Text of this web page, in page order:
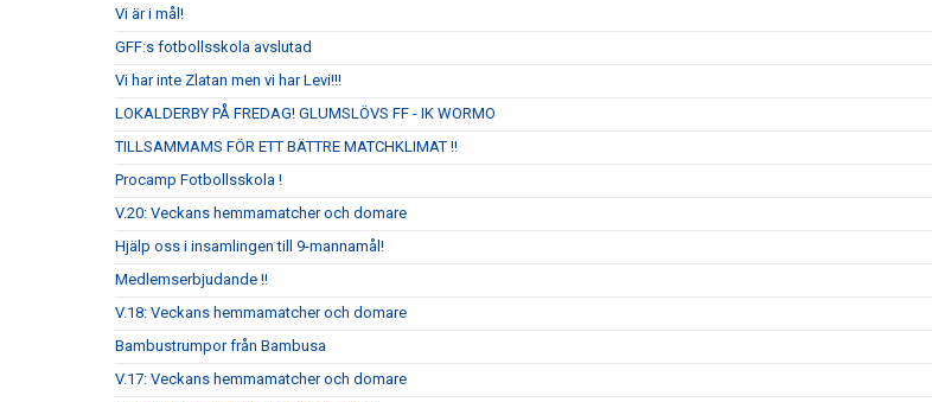
Vi är i mål!
GFF:s fotbollsskola avslutad
Vi har inte Zlatan men vi har Levi!!!
LOKALDERBY PÅ FREDAG! GLUMSLÖVS FF - IK WORMO
TILLSAMMAMS FÖR ETT BÄTTRE MATCHKLIMAT !!
Procamp Fotbollsskola !
V.20: Veckans hemmamatcher och domare
Hjälp oss i insamlingen till 9-mannamål!
Medlemserbjudande !!
V.18: Veckans hemmamatcher och domare
Bambustrumpor från Bambusa
V.17: Veckans hemmamatcher och domare